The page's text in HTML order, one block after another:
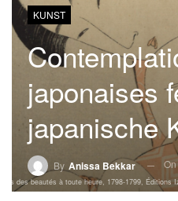
KUNST
japonaises
japanische
By Anissa Bekkar On
des beautés à toute heure, 1798-1799,